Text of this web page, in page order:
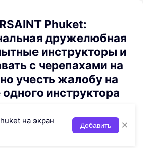
Phuket:
дружелюбная
инструкторы и
с черепахами на
учесть жалобу на
инструктора
на экран
Добавить ×